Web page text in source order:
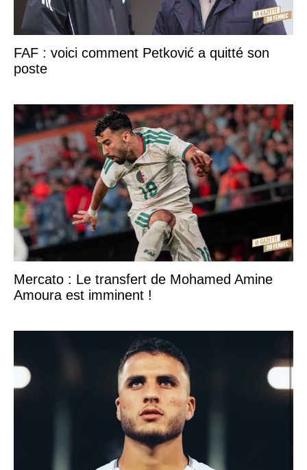
FAF : voici comment Petković a quitté son
poste
Mercato : Le transfert de Mohamed Amine
Amoura est imminent !